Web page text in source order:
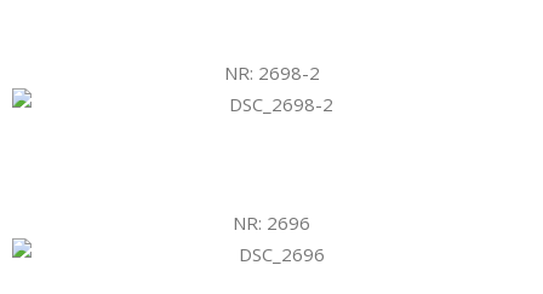
NR: 2698-2
NR: 2696